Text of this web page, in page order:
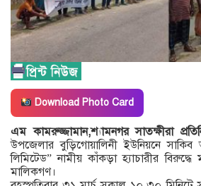
Download Photo Card
এম কামরুজ্জামান,শ্যামনগর সাতক্ষীরা
উপজেলার বুড়িগোয়ালিনী ইউনিয়নে সাকিব
লিমিটেড” নামীয় কাঁকড়া হ্যাচারীর
মালিকগণ।